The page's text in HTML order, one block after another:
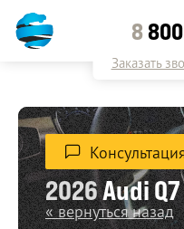
8
Заказать
2026Audi
« вернуться назад